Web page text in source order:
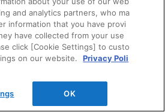
and analytics partners, who ma
information that you have provi
have collected from your use
click [Cookie Settings] to custo
on our website.
Privacy Poli
OK